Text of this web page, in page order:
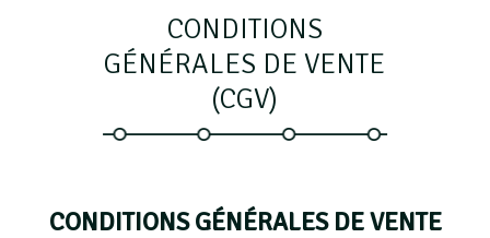
CONDITIONS
GÉNÉRALES DE VENTE
(CGV)
CONDITIONS GÉNÉRALES DE VENTE